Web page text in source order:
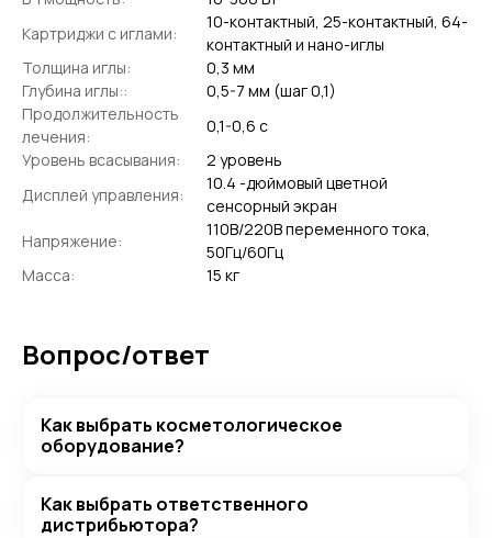
Картриджи с иглами:
10-контактный, 25-контактный, 64-
контактный и нано-иглы
Толщина иглы:
0,3 мм
Глубина иглы::
0,5-7 мм (шаг 0,1)
Продолжительность
лечения:
0,1-0,6 с
Уровень всасывания:
2 уровень
Дисплей управления:
10.4 -дюймовый цветной
сенсорный экран
Напряжение:
110В/220В переменного тока,
50Гц/60Гц
Масса:
15 кг
Вопрос/ответ
Как выбрать косметологическое
оборудование?
Как выбрать ответственного
дистрибьютора?